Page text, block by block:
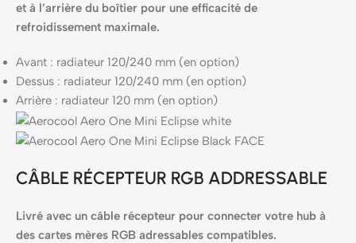
et à l’arrière du boîtier pour une efficacité de
refroidissement maximale.
Avant : radiateur 120/240 mm (en option)
Dessus : radiateur 120/240 mm (en option)
Arrière : radiateur 120 mm (en option)
CÂBLE RÉCEPTEUR RGB ADDRESSABLE
Livré avec un câble récepteur pour connecter votre hub à
des cartes mères RGB adressables compatibles.